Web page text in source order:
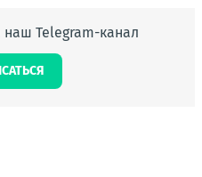
Telegram-канал